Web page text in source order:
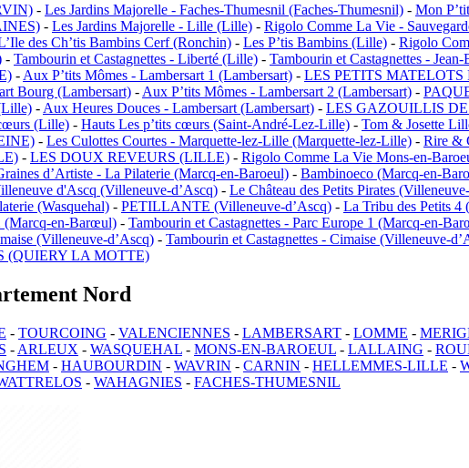
- Les Jardins Majorelle - Faches-Thumesnil (Faches-Thumesnil) - Mon
- Les Jardins Majorelle - Lille (Lille) - Rigolo Comme La Vie -
des Ch’tis Bambins Cerf (Ronchin) - Les P’tis Bambins (Lille) - Rigolo
- Tambourin et Castagnettes - Liberté (Lille) - Tambourin et Castagnettes -
- Aux P’tits Mômes - Lambersart 1 (Lambersart) - LES PETITS MATELOTS
Bourg (Lambersart) - Aux P’tits Mômes - Lambersart 2 (Lambersart) -
- Aux Heures Douces - Lambersart (Lambersart) - LES GAZOUILLIS
(Lille) - Hauts Les p’tits cœurs (Saint-André-Lez-Lille) - Tom & Josette
- Les Culottes Courtes - Marquette-lez-Lille (Marquette-lez-Lille) - Rire &
- LES DOUX REVEURS (LILLE) - Rigolo Comme La Vie Mons-en-
d’Artiste - La Pilaterie (Marcq-en-Baroeul) - Bambinoeco (Marcq-en-
d'Ascq (Villeneuve-d’Ascq) - Le Château des Petits Pirates
(Wasquehal) - PETILLANTE (Villeneuve-d’Ascq) - La Tribu des Petits 4
(Marcq-en-Barœul) - Tambourin et Castagnettes - Parc Europe 1 (Marcq-en-
(Villeneuve-d’Ascq) - Tambourin et Castagnettes - Cimaise (Villeneuve-
(QUIERY LA MOTTE)
Nord
- TOURCOING - VALENCIENNES - LAMBERSART - LOMME -
- ARLEUX - WASQUEHAL - MONS-EN-BAROEUL - LALLAING -
- HAUBOURDIN - WAVRIN - CARNIN - HELLEMMES-LILLE -
- WAHAGNIES - FACHES-THUMESNIL